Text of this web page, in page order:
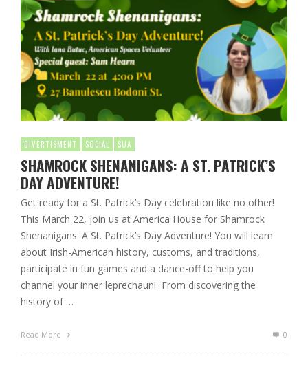
DIVERTISMENT SOCIAL SUA
SHAMROCK SHENANIGANS: A ST. PATRICK’S
DAY ADVENTURE!
Get ready for a St. Patrick’s Day celebration like no other!
This March 22, join us at America House for Shamrock
Shenanigans: A St. Patrick’s Day Adventure! You will learn
about Irish-American history, customs, and traditions,
participate in fun games and a dance-off to help you
channel your inner leprechaun! From discovering the
history of …
Read More 0